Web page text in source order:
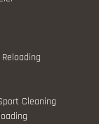
Cleaning